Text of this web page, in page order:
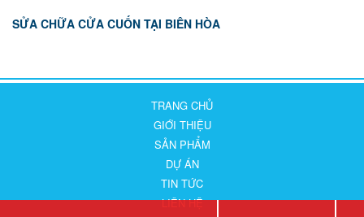
SỬA CHỮA CỬA CUỐN TẠI BIÊN HÒA
TRANG CHỦ
GIỚI THIỆU
SẢN PHẨM
DỰ ÁN
TIN TỨC
LIÊN HỆ